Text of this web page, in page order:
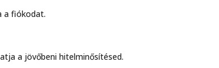
a fiókodat.
a jövőbeni hitelminősítésed.